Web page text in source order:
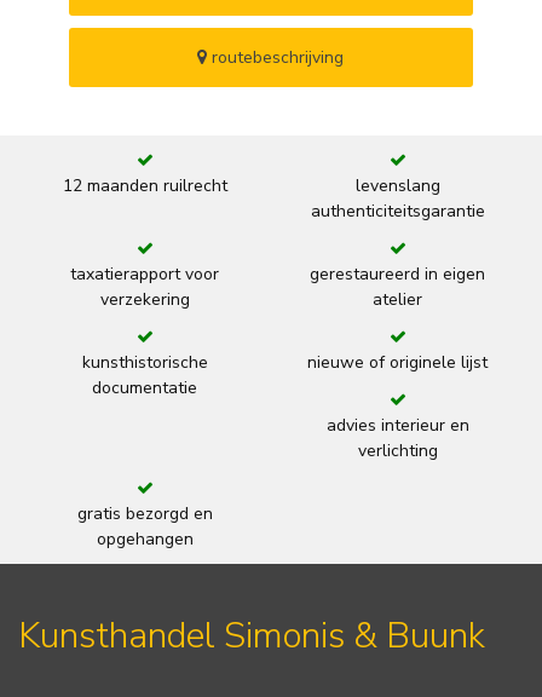
routebeschrijving
12 maanden ruilrecht
levenslang
authenticiteitsgarantie
taxatierapport voor
verzekering
gerestaureerd in eigen
atelier
kunsthistorische
documentatie
nieuwe of originele lijst
advies interieur en
verlichting
gratis bezorgd en
opgehangen
Kunsthandel Simonis & Buunk